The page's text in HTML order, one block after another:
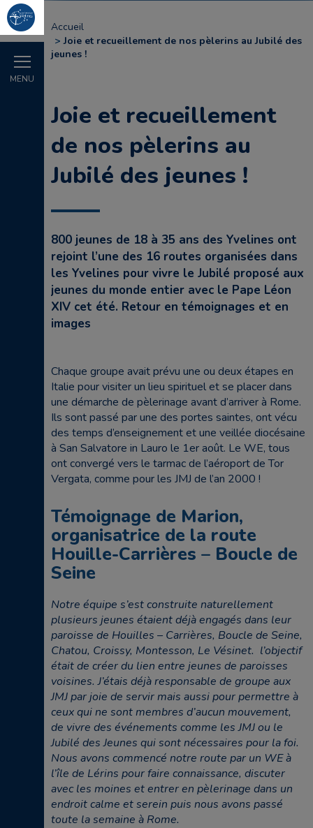
MENU
Accueil
Joie et recueillement de nos pèlerins au Jubilé des
jeunes !
Joie et recueillement
de nos pèlerins au
Jubilé des jeunes !
800 jeunes de 18 à 35 ans des Yvelines ont
rejoint l’une des 16 routes organisées dans
les Yvelines pour vivre le Jubilé proposé aux
jeunes du monde entier avec le Pape Léon
XIV cet été. Retour en témoignages et en
images
Chaque groupe avait prévu une ou deux étapes en
Italie pour visiter un lieu spirituel et se placer dans
une démarche de pèlerinage avant d’arriver à Rome.
Ils sont passé par une des portes saintes, ont vécu
des temps d’enseignement et une veillée diocésaine
à San Salvatore in Lauro le 1er août. Le WE, tous
ont convergé vers le tarmac de l’aéroport de Tor
Vergata, comme pour les JMJ de l’an 2000 !
Témoignage de Marion,
organisatrice de la route
Houille-Carrières – Boucle de
Seine
Notre équipe s’est construite naturellement
plusieurs jeunes étaient déjà engagés dans leur
paroisse de Houilles – Carrières, Boucle de Seine,
Chatou, Croissy, Montesson, Le Vésinet. l’objectif
était de créer du lien entre jeunes de paroisses
voisines. J’étais déjà responsable de groupe aux
JMJ par joie de servir mais aussi pour permettre à
ceux qui ne sont membres d’aucun mouvement,
de vivre des événements comme les JMJ ou le
Jubilé des Jeunes qui sont nécessaires pour la foi.
Nous avons commencé notre route par un WE à
l’île de Lérins pour faire connaissance, discuter
avec les moines et entrer en pèlerinage dans un
endroit calme et serein puis nous avons passé
toute la semaine à Rome.